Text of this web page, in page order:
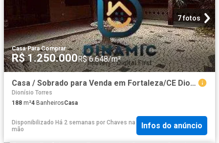
7 fotos
Casa·Para Comprar
R$ 1.250.000R$ 6.648/m²
Casa / Sobrado para Venda em Fortaleza/CE Dionisio Torres
Dionísio Torres
188 m²4 BanheirosCasa
Disponibilizado Há 2 semanas por Chaves na
mão
Infos do anúncio